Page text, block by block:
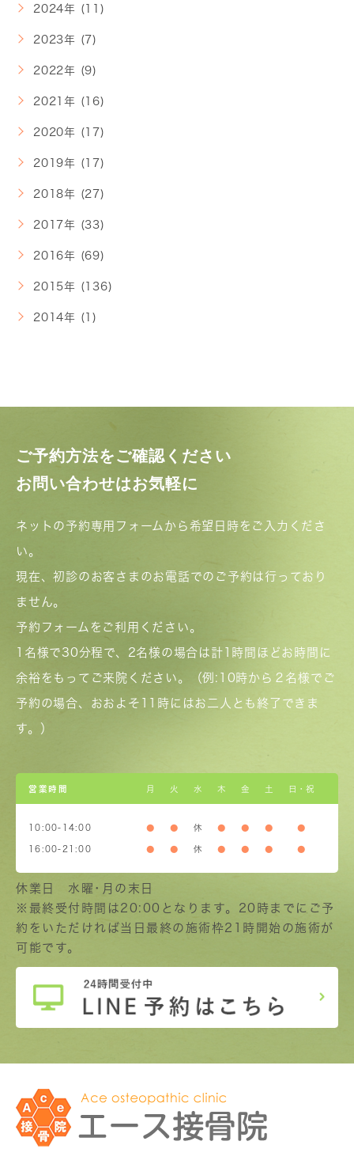
2024年 (11)
2023年 (7)
2022年 (9)
2021年 (16)
2020年 (17)
2019年 (17)
2018年 (27)
2017年 (33)
2016年 (69)
2015年 (136)
2014年 (1)
ご予約方法をご確認ください
お問い合わせはお気軽に
ネットの予約専用フォームから希望日時をご入力くださ
い。
現在、初診のお客さまのお電話でのご予約は行っており
ません。
予約フォームをご利用ください。
1名様で30分程で、2名様の場合は計1時間ほどお時間に
余裕をもってご来院ください。（例:10時から２名様でご
予約の場合、おおよそ11時にはお二人とも終了できま
す。）
営業時間 月 火 水 木 金 土 日・祝
10:00-14:00 ● ● 休 ● ● ● ●
16:00-21:00 ● ● 休 ● ● ● ●
休業日 水曜･月の末日
※最終受付時間は20:00となります。20時までにご予
約をいただければ当日最終の施術枠21時開始の施術が
可能です。